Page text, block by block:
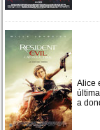
Alice
a